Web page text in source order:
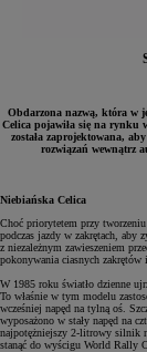
Obdarzona nazwą, która w
Celica pojawiła się na rynku
została zaprojektowana,
rozwiązań wewnątrz
Niebiańska Celica
Choć priorytetem przy tworzeniu
podczas jazdy w zakrętach, aby
z niezależnym zawieszeniem
pokonywania ciasnych zakrętów
W 1985 roku światło dzienne
To właśnie w tym modelu
wcześniej napęd na tylną oś.
wyposażono w stały napęd na
najpotężniejszy 2-litrowy silnik
stanąć do wyścigu World Rally